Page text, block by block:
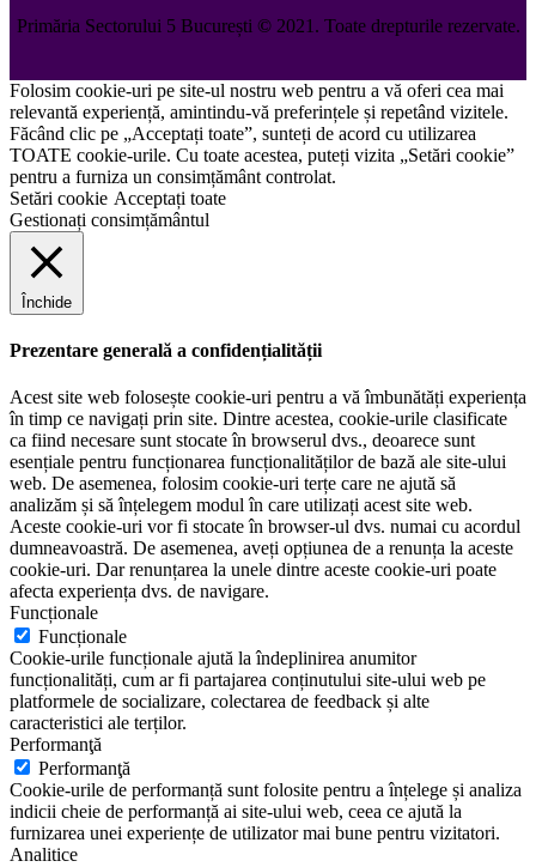
Primăria Sectorului 5 București ©️2021. Toate drepturile rezervate.
Folosim cookie-uri pe site-ul nostru web pentru a vă oferi cea mai
relevantă experiență, amintindu-vă preferințele și repetând vizitele.
Făcând clic pe „Acceptați toate”, sunteți de acord cu utilizarea
TOATE cookie-urile. Cu toate acestea, puteți vizita „Setări cookie”
pentru a furniza un consimțământ controlat.
Setări cookie Acceptați toate
Gestionați consimțământul
Închide
Prezentare generală a confidențialității
Acest site web folosește cookie-uri pentru a vă îmbunătăți experiența
în timp ce navigați prin site. Dintre acestea, cookie-urile clasificate
ca fiind necesare sunt stocate în browserul dvs., deoarece sunt
esențiale pentru funcționarea funcționalităților de bază ale site-ului
web. De asemenea, folosim cookie-uri terțe care ne ajută să
analizăm și să înțelegem modul în care utilizați acest site web.
Aceste cookie-uri vor fi stocate în browser-ul dvs. numai cu acordul
dumneavoastră. De asemenea, aveți opțiunea de a renunța la aceste
cookie-uri. Dar renunțarea la unele dintre aceste cookie-uri poate
afecta experiența dvs. de navigare.
Funcționale
Funcționale
Cookie-urile funcționale ajută la îndeplinirea anumitor
funcționalități, cum ar fi partajarea conținutului site-ului web pe
platformele de socializare, colectarea de feedback și alte
caracteristici ale terților.
Performanţă
Performanţă
Cookie-urile de performanță sunt folosite pentru a înțelege și analiza
indicii cheie de performanță ai site-ului web, ceea ce ajută la
furnizarea unei experiențe de utilizator mai bune pentru vizitatori.
Analitice